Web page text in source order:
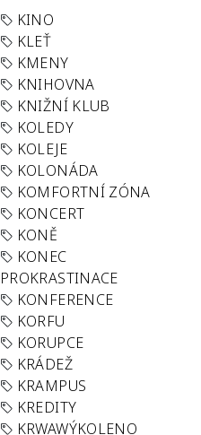
KINO
KLEŤ
KMENY
KNIHOVNA
KNIŽNÍ KLUB
KOLEDY
KOLEJE
KOLONÁDA
KOMFORTNÍ ZÓNA
KONCERT
KONĚ
KONEC
PROKRASTINACE
KONFERENCE
KORFU
KORUPCE
KRÁDEŽ
KRAMPUS
KREDITY
KRWAWÝKOLENO